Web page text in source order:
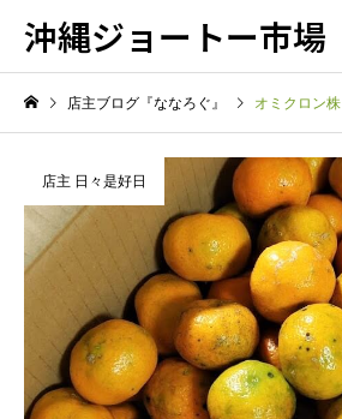
沖縄ジョートー市場
店主ブログ『ななろぐ』 オミクロン株
店主 日々是好日